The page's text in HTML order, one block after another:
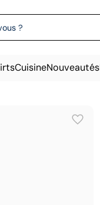
CuisineNouveautés